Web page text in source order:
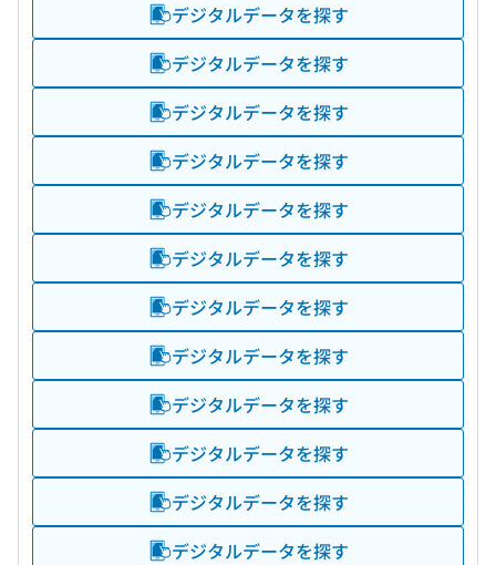
デジタルデータを探す
デジタルデータを探す
デジタルデータを探す
デジタルデータを探す
デジタルデータを探す
デジタルデータを探す
デジタルデータを探す
デジタルデータを探す
デジタルデータを探す
デジタルデータを探す
デジタルデータを探す
デジタルデータを探す